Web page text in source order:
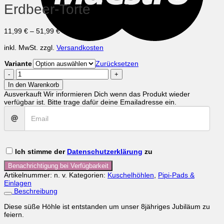
Erdbeer-Torte
11,99 € – 51,99 €
inkl. MwSt. zzgl. Versandkosten
Variante
Zurücksetzen
Erdbeer-
Torte
Menge
In den Warenkorb
Ausverkauft Wir informieren Dich wenn das Produkt wieder
verfügbar ist. Bitte trage dafür deine Emailadresse ein.
Ich stimme der Datenschutzerklärung zu
Benachrichtigung bei Verfügbarkeit
Artikelnummer: n. v. Kategorien: Kuschelhöhlen, Pipi-Pads &
Einlagen
Beschreibung
Diese süße Höhle ist entstanden um unser 8jähriges Jubiläum zu
feiern.